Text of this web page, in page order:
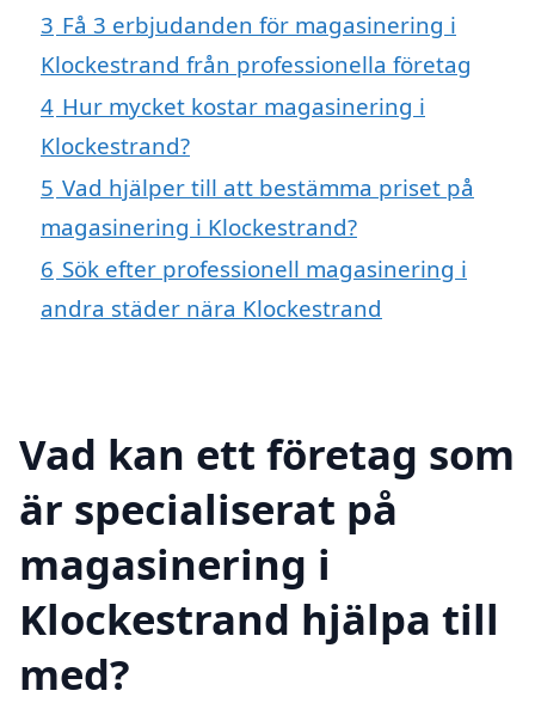
3 Få 3 erbjudanden för magasinering i
Klockestrand från professionella företag
4 Hur mycket kostar magasinering i
Klockestrand?
5 Vad hjälper till att bestämma priset på
magasinering i Klockestrand?
6 Sök efter professionell magasinering i
andra städer nära Klockestrand
Vad kan ett företag som
är specialiserat på
magasinering i
Klockestrand hjälpa till
med?